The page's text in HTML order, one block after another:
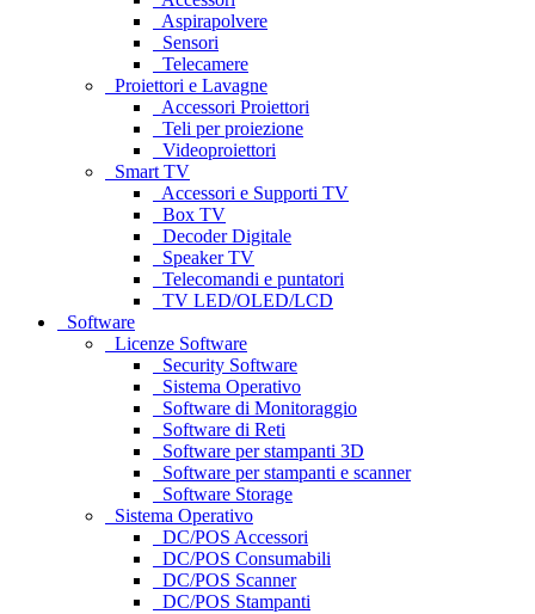
Aspirapolvere
Sensori
Telecamere
Proiettori e Lavagne
Accessori Proiettori
Teli per proiezione
Videoproiettori
Smart TV
Accessori e Supporti TV
Box TV
Decoder Digitale
Speaker TV
Telecomandi e puntatori
TV LED/OLED/LCD
Software
Licenze Software
Security Software
Sistema Operativo
Software di Monitoraggio
Software di Reti
Software per stampanti 3D
Software per stampanti e scanner
Software Storage
Sistema Operativo
DC/POS Accessori
DC/POS Consumabili
DC/POS Scanner
DC/POS Stampanti